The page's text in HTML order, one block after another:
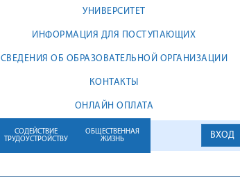
УНИВЕРСИТЕТ
ИНФОРМАЦИЯ ДЛЯ ПОСТУПАЮЩИХ
СВЕДЕНИЯ ОБ ОБРАЗОВАТЕЛЬНОЙ ОРГАНИЗАЦИИ
КОНТАКТЫ
ОНЛАЙН ОПЛАТА
ВХОД
СОДЕЙСТВИЕ
ТРУДОУСТРОЙСТВУ
ОБЩЕСТВЕННАЯ
ЖИЗНЬ